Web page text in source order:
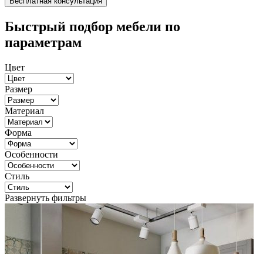
Быстрый подбор мебели по
параметрам
Цвет
Размер
Материал
Форма
Особенности
Стиль
Развернуть фильтры